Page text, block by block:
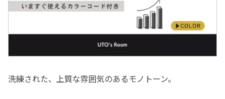
洗練された、上質な雰囲気のあるモノトーン。